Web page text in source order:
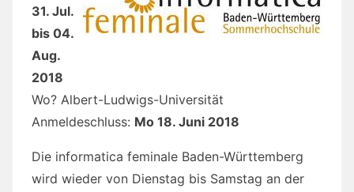
31. Jul.
bis 04.
Aug.
2018
Wo? Albert-Ludwigs-Universität
Anmeldeschluss: Mo 18. Juni 2018
Die informatica feminale Baden-Württemberg
wird wieder von Dienstag bis Samstag an der